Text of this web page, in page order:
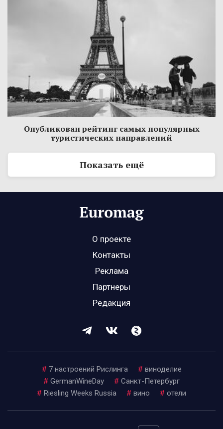
Опубликован рейтинг самых популярных
туристических направлений
Показать ещё
О проекте
Контакты
Реклама
Партнеры
Редакция
# 7 настроений Рислинга # виноделие
# GermanWineDay # Санкт-Петербург
# Riesling Weeks Russia # вино # отели